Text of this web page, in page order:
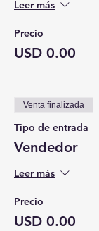
Leer más
Precio
USD 0.00
Venta finalizada
Tipo de entrada
Vendedor
Leer más
Precio
USD 0.00